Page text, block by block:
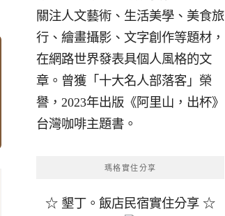
關注人文藝術、生活美學、美食旅
行、繪畫攝影、文字創作等題材，
在網路世界發表具個人風格的文
章。曾獲「十大名人部落客」榮
譽，2023年出版《阿里山，出杯》
台灣咖啡主題書。
瑪格實住分享
☆ 墾丁。飯店民宿實住分享 ☆